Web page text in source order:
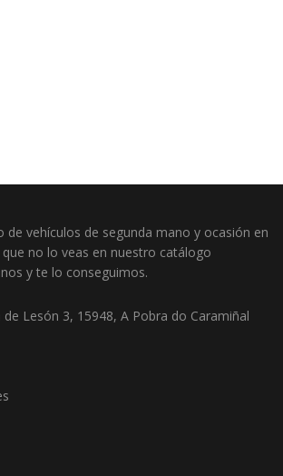
vehículos de segunda mano y ocasión en
que no lo veas en nuestro catálogo
y te lo conseguimos.
de Lesón 3, 15948, A Pobra do Caramiñal